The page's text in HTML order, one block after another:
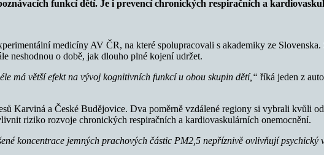
funkcí dětí. Je i prevencí chronických respiračních a
medicíny AV ČR, na které spolupracovali s akademiky ze
neshodnou o době, jak dlouho plné kojení udržet.
má větší efekt na vývoj kognitivních funkcí u obou skupin dětí,“ říká jeden z
Karviná a České Budějovice. Dva poměrně vzdálené regiony si vybrali kvůli
riziko rozvoje chronických respiračních a kardiovaskulárních onemocnění.
koncentrace jemných prachových částic PM2,5 nepříznivě ovlivňují psychický